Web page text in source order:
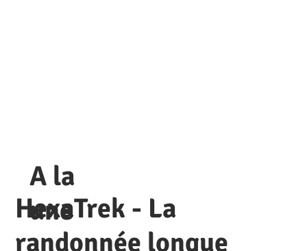
HexaTrek - La
randonnée longue
A la
une